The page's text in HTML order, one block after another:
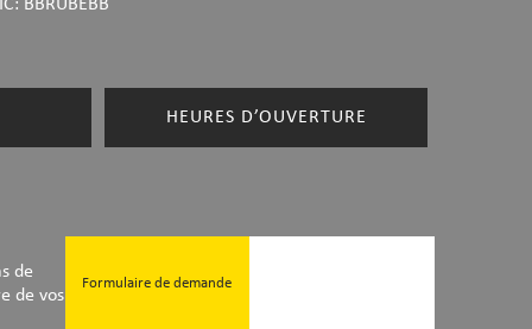
BBRUBEBB
HEURES D’OUVERTURE
de
de vos
Formulaire de demande